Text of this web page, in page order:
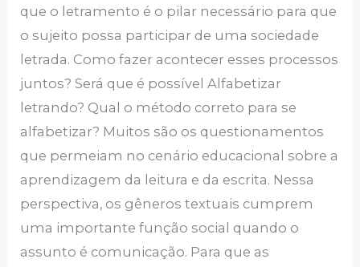
que o letramento é o pilar necessário para que
o sujeito possa participar de uma sociedade
letrada. Como fazer acontecer esses processos
juntos? Será que é possível Alfabetizar
letrando? Qual o método correto para se
alfabetizar? Muitos são os questionamentos
que permeiam no cenário educacional sobre a
aprendizagem da leitura e da escrita. Nessa
perspectiva, os gêneros textuais cumprem
uma importante função social quando o
assunto é comunicação. Para que as